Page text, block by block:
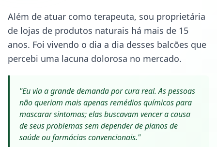
Além de atuar como terapeuta, sou proprietária
de lojas de produtos naturais há mais de 15
anos. Foi vivendo o dia a dia desses balcões que
percebi uma lacuna dolorosa no mercado.
"Eu via a grande demanda por cura real. As pessoas
não queriam mais apenas remédios químicos para
mascarar sintomas; elas buscavam vencer a causa
de seus problemas sem depender de planos de
saúde ou farmácias convencionais."